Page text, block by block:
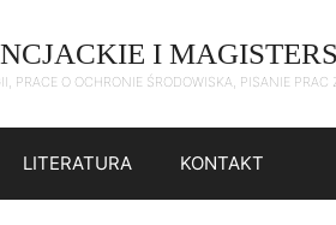
I
PRACE O OCHRONIE ŚRODOWISKA, PISANIE
LITERATURA KONTAKT